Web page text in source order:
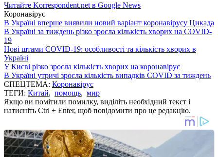
Читайте Korrespondent.net в Google News
Коронавірус
В Україні вперше виявили новий варіант коронавірусу Цикада
В Україні за тиждень різко зросла кількість хворих на COVID-
19
Нові штами COVID-19: особливості та кількість хворих в
Україні
У Києві різко зросла кількість хворих на коронавірус
В Україні утричі зросла кількість випадків COVID за тиждень
СПЕЦТЕМА: Коронавірус
ТЕГИ: Китай, помощь, мир
Якщо ви помітили помилку, виділіть необхідний текст і
натисніть Ctrl + Enter, щоб повідомити про це редакцію.